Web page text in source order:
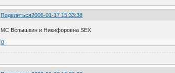
Поделиться2006-01-17 15:33:38
МС Вспышкин и Никифоровна SEX
0